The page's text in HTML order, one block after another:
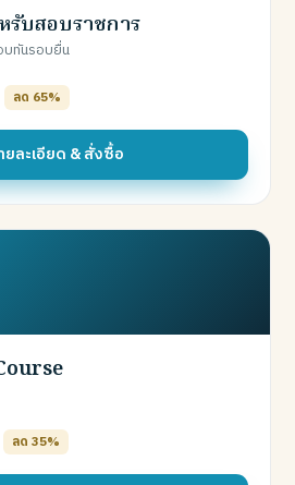
รับสอบราชการ
บทันรอบยื่น
ลด 65%
ยละเอียด & สั่งซื้อ
ลด 35%